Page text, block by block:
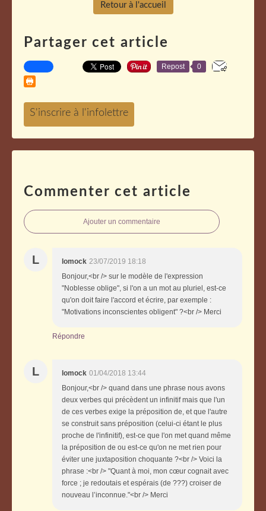
Retour à l'accueil
Partager cet article
Repost 0
Commenter cet article
Ajouter un commentaire
L lomock 23/07/2019 18:18
Bonjour,<br /> sur le modèle de l'expression
"Noblesse oblige", si l'on a un mot au pluriel, est-ce
qu'on doit faire l'accord et écrire, par exemple :
"Motivations inconscientes obligent" ?<br /> Merci
Répondre
L lomock 01/04/2018 13:44
Bonjour,<br /> quand dans une phrase nous avons
deux verbes qui précèdent un infinitif mais que l'un
de ces verbes exige la préposition de, et que l'autre
se construit sans préposition (celui-ci étant le plus
proche de l'infinitif), est-ce que l'on met quand même
la préposition de ou est-ce qu'on ne met rien pour
éviter une juxtaposition choquante ?<br /> Voici la
phrase :<br /> "Quant à moi, mon cœur cognait avec
force ; je redoutais et espérais (de ???) croiser de
nouveau l’inconnue."<br /> Merci